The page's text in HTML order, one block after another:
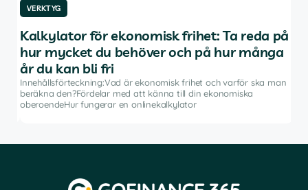
VERKTYG
Kalkylator för ekonomisk frihet: Ta reda på
hur mycket du behöver och på hur många
år du kan bli fri
Innehållsförteckning:Vad är ekonomisk frihet och varför ska man
beräkna den?Fördelar med att känna till din ekonomiska
oberoendeHur fungerar en onlinekalkylator